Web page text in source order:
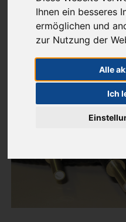
Ihnen ein besseres
ermöglichen und
zur Nutzung der
Alle
Ich
Aktuelles